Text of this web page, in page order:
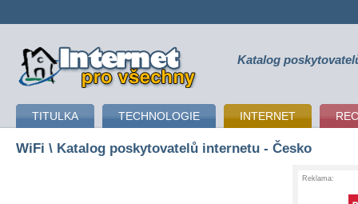
připojení k internetu Katalog
TITULKA TECHNOLOGIE INTERNET
WiFi \ Katalog poskytovatelů internetu - Česko
Reklama: